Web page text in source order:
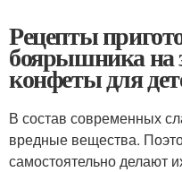
Рецепты
боярышника на
конфеты для
В состав современных
вредные вещества.
самостоятельно делают